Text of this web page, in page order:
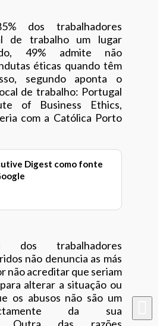
dos trabalhadores
de trabalho um lugar
49% admite não
éticas quando têm
segundo aponta o
de trabalho: Portugal
of Business Ethics,
com a Católica Porto
Digest como fonte
dos trabalhadores
não denuncia as más
não acreditar que seriam
alterar a situação ou
os abusos não são um
da sua